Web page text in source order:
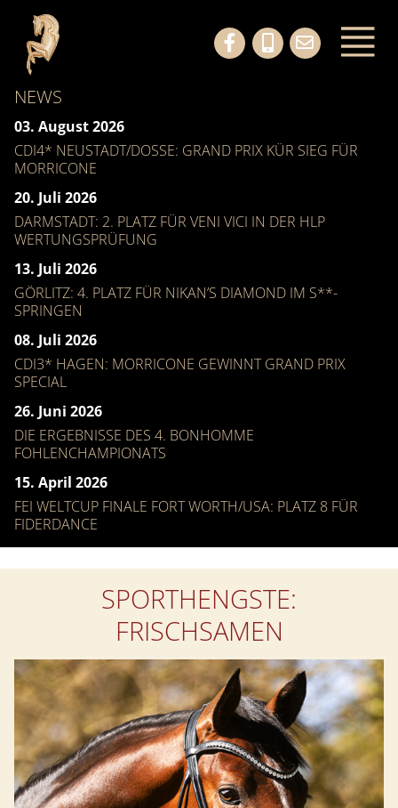
NEWS
03. August 2026
CDI4* NEUSTADT/DOSSE: GRAND PRIX KÜR SIEG FÜR
MORRICONE
20. Juli 2026
DARMSTADT: 2. PLATZ FÜR VENI VICI IN DER HLP
WERTUNGSPRÜFUNG
13. Juli 2026
GÖRLITZ: 4. PLATZ FÜR NIKAN’S DIAMOND IM S**-
SPRINGEN
08. Juli 2026
CDI3* HAGEN: MORRICONE GEWINNT GRAND PRIX
SPECIAL
26. Juni 2026
DIE ERGEBNISSE DES 4. BONHOMME
FOHLENCHAMPIONATS
15. April 2026
FEI WELTCUP FINALE FORT WORTH/USA: PLATZ 8 FÜR
FIDERDANCE
SPORTHENGSTE:
FRISCHSAMEN